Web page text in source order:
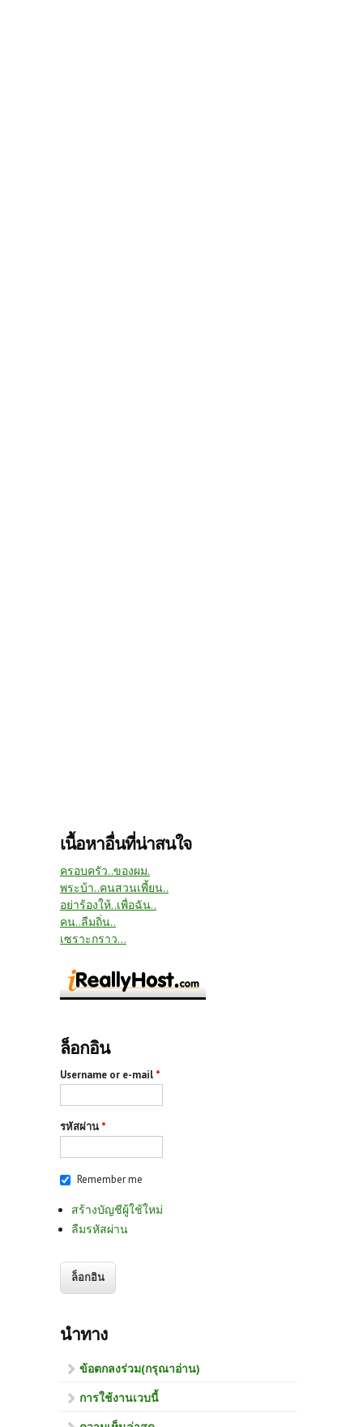
เนื้อหาอื่นที่น่าสนใจ
ครอบครัว..ของผม.
พระบ้า..คนสวนเพี้ยน..
อย่าร้องให้..เพื่อฉัน..
คน..ลืมถิ่น..
เซราะกราว...
ล็อกอิน
Username or e-mail *
รหัสผ่าน *
Remember me
สร้างบัญชีผู้ใช้ใหม่
ลืมรหัสผ่าน
นำทาง
ข้อตกลงร่วม(กรุณาอ่าน)
การใช้งานเวบนี้